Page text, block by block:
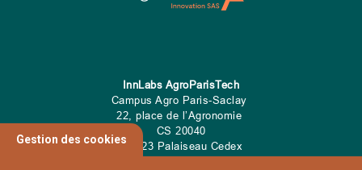
InnLabs AgroParisTech
Campus Agro Paris-Saclay
22, place de l’Agronomie
CS 20040
91 123 Palaiseau Cedex
Gestion des cookies